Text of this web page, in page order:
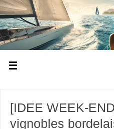
[IDEE WEEK-
vignobles